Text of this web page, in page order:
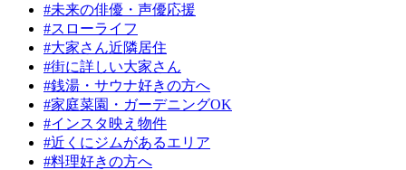
#未来の俳優・声優応援
#スローライフ
#大家さん近隣居住
#街に詳しい大家さん
#銭湯・サウナ好きの方へ
#家庭菜園・ガーデニングOK
#インスタ映え物件
#近くにジムがあるエリア
#料理好きの方へ